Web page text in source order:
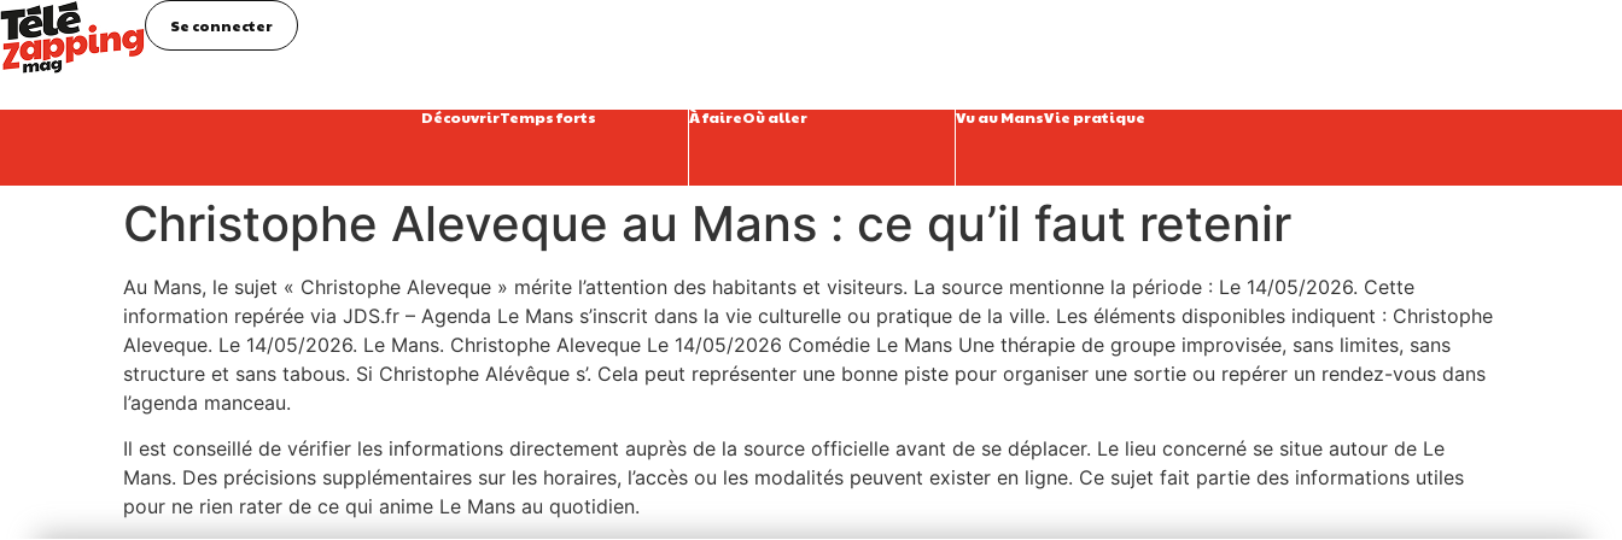
Se connecter
DécouvrirTemps forts À faireOù aller Vu au MansVie pratique
Christophe Aleveque au Mans : ce qu’il faut retenir
Au Mans, le sujet « Christophe Aleveque » mérite l’attention des habitants et visiteurs. La source mentionne la période : Le 14/05/2026. Cette
information repérée via JDS.fr – Agenda Le Mans s’inscrit dans la vie culturelle ou pratique de la ville. Les éléments disponibles indiquent : Christophe
Aleveque. Le 14/05/2026. Le Mans. Christophe Aleveque Le 14/05/2026 Comédie Le Mans Une thérapie de groupe improvisée, sans limites, sans
structure et sans tabous. Si Christophe Alévêque s’. Cela peut représenter une bonne piste pour organiser une sortie ou repérer un rendez-vous dans
l’agenda manceau.
Il est conseillé de vérifier les informations directement auprès de la source officielle avant de se déplacer. Le lieu concerné se situe autour de Le
Mans. Des précisions supplémentaires sur les horaires, l’accès ou les modalités peuvent exister en ligne. Ce sujet fait partie des informations utiles
pour ne rien rater de ce qui anime Le Mans au quotidien.